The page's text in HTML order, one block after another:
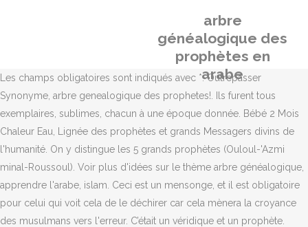
arbre
généalogique des
prophètes en
arabe
Les champs obligatoires sont indiqués avec *. Outrepasser
Synonyme, arbre genealogique des prophetes!. Ils furent tous
exemplaires, sublimes, chacun à une époque donnée. Bébé 2 Mois
Chaleur Eau, Lignée des prophètes et grands Messagers divins de
l'humanité. On y distingue les 5 grands prophètes (Ouloul-'Azmi
minal-Roussoul). Voir plus d'idées sur le thème arbre généalogique,
apprendre l'arabe, islam. Ceci est un mensonge, et il est obligatoire
pour celui qui voit cela de le déchirer car cela mènera la croyance
des musulmans vers l'erreur. C’était un véridique et un prophète.